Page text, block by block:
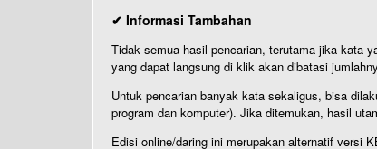
✔ Informasi Tambahan
Tidak semua hasil pencarian, terutama jika kata
yang dapat langsung di klik akan dibatasi
Untuk pencarian banyak kata sekaligus, bisa
program dan komputer). Jika ditemukan, hasil
Edisi online/daring ini merupakan alternatif versi